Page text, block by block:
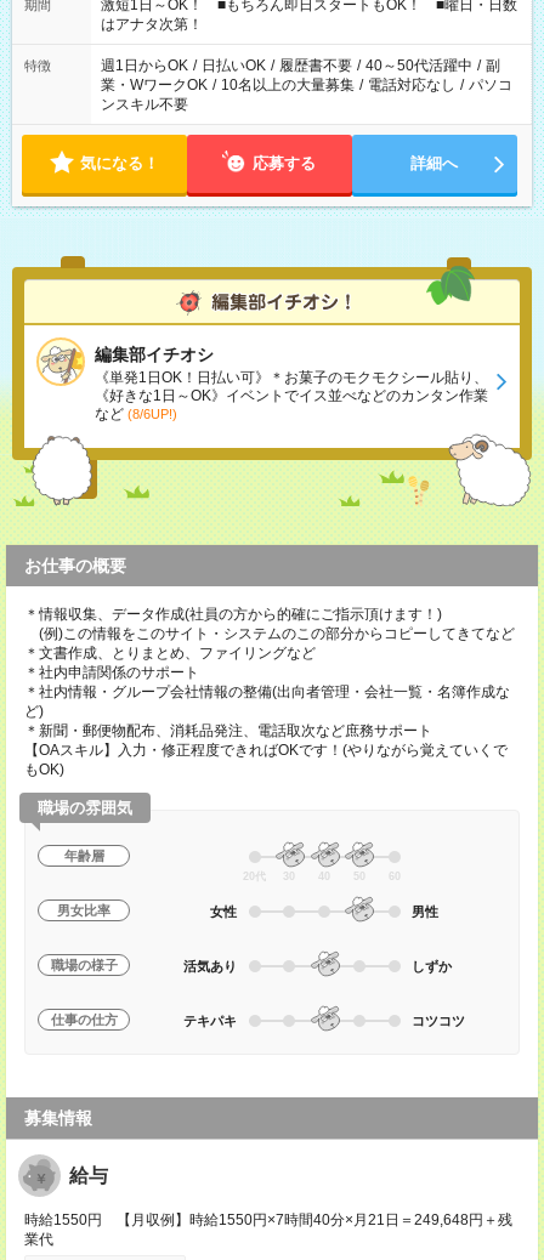
期間
激短1日～OK！ ■もちろん即日スタートもOK！ ■曜日・日数
はアナタ次第！
特徴 週1日からOK / 日払いOK / 履歴書不要 / 40～50代活躍中 / 副
業・WワークOK / 10名以上の大量募集 / 電話対応なし / パソコ
ンスキル不要
気になる！ 応募する 詳細へ
編集部イチオシ
《単発1日OK！日払い可》＊お菓子のモクモクシール貼り、
《好きな1日～OK》イベントでイス並べなどのカンタン作業
など (8/6UP!)
お仕事の概要
＊情報収集、データ作成(社員の方から的確にご指示頂けます！)
(例)この情報をこのサイト・システムのこの部分からコピーしてきてなど
＊文書作成、とりまとめ、ファイリングなど
＊社内申請関係のサポート
＊社内情報・グループ会社情報の整備(出向者管理・会社一覧・名簿作成な
ど)
＊新聞・郵便物配布、消耗品発注、電話取次など庶務サポート
【OAスキル】入力・修正程度できればOKです！(やりながら覚えていくで
もOK)
職場の雰囲気
年齢層
20代 30 40 50 60
男女比率 女性 男性
職場の様子 活気あり しずか
仕事の仕方 テキパキ コツコツ
募集情報
給与
時給1550円 【月収例】時給1550円×7時間40分×月21日＝249,648円＋残
業代